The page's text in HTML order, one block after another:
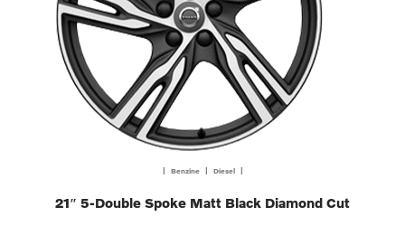
| Benzine | Diesel |
21″ 5-Double Spoke Matt Black Diamond Cut